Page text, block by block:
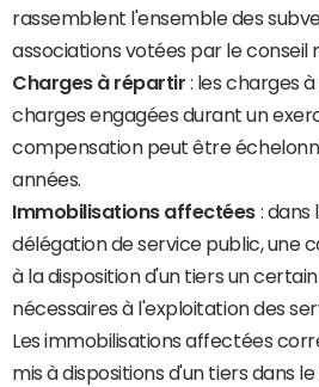
rassemblent l'ensemble des
associations votées par le conseil
Charges à répartir : les charges
charges engagées durant un
compensation peut être
années.
Immobilisations affectées : dans
délégation de service public, une
à la disposition d'un tiers un
nécessaires à l'exploitation des
Les immobilisations affectées
mis à dispositions d'un tiers dans